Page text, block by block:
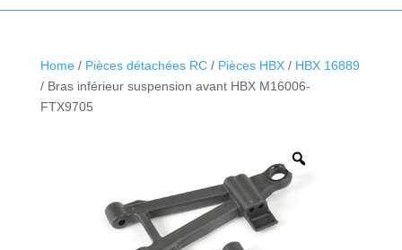
Home/ Pièces détachées RC/ Pièces HBX/ HBX 16889
/ Bras inférieur suspension avant HBX M16006-
FTX9705